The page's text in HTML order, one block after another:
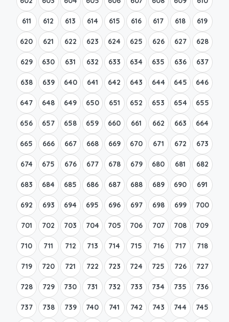
611 612 613 614 615 616 617 618 619
620 621 622 623 624 625 626 627 628
629 630 631 632 633 634 635 636 637
638 639 640 641 642 643 644 645 646
647 648 649 650 651 652 653 654 655
656 657 658 659 660 661 662 663 664
665 666 667 668 669 670 671 672 673
674 675 676 677 678 679 680 681 682
683 684 685 686 687 688 689 690 691
692 693 694 695 696 697 698 699 700
701 702 703 704 705 706 707 708 709
710 711 712 713 714 715 716 717 718
719 720 721 722 723 724 725 726 727
728 729 730 731 732 733 734 735 736
737 738 739 740 741 742 743 744 745